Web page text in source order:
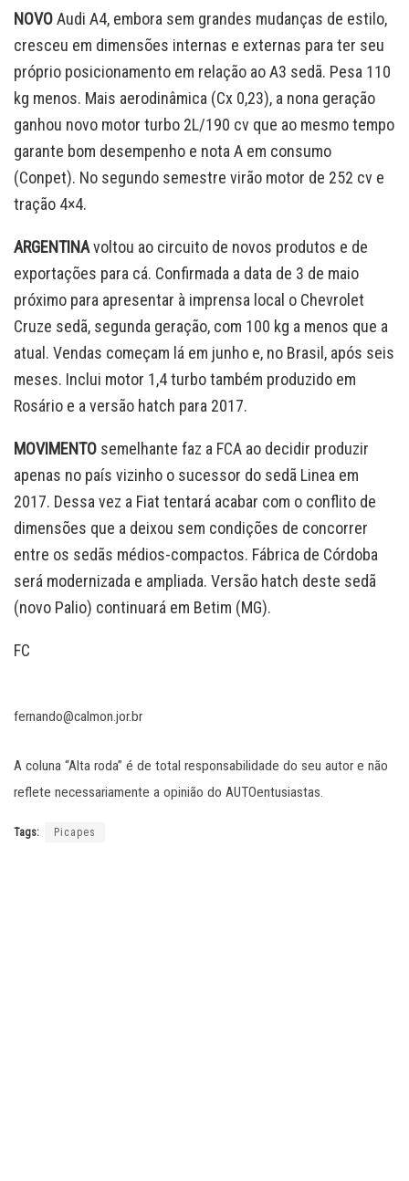
NOVOAudi A4, embora sem grandes mudanças de estilo,
cresceu em dimensões internas e externas para ter seu
próprio posicionamento em relação ao A3 sedã. Pesa 110
kg menos. Mais aerodinâmica (Cx 0,23), a nona geração
ganhou novo motor turbo 2L/190 cv que ao mesmo tempo
garante bom desempenho e nota A em consumo
(Conpet). No segundo semestre virão motor de 252 cv e
tração 4×4.
ARGENTINAvoltou ao circuito de novos produtos e de
exportações para cá. Confirmada a data de 3 de maio
próximo para apresentar à imprensa local o Chevrolet
Cruze sedã, segunda geração, com 100 kg a menos que a
atual. Vendas começam lá em junho e, no Brasil, após seis
meses. Inclui motor 1,4 turbo também produzido em
Rosário e a versão hatch para 2017.
MOVIMENTO semelhante faz a FCA ao decidir produzir
apenas no país vizinho o sucessor do sedã Linea em
2017. Dessa vez a Fiat tentará acabar com o conflito de
dimensões que a deixou sem condições de concorrer
entre os sedãs médios-compactos. Fábrica de Córdoba
será modernizada e ampliada. Versão hatch deste sedã
(novo Palio) continuará em Betim (MG).
FC
fernando@calmon.jor.br
A coluna “Alta roda” é de total responsabilidade do seu autor e não
reflete necessariamente a opinião do AUTOentusiastas.
Tags: Picapes